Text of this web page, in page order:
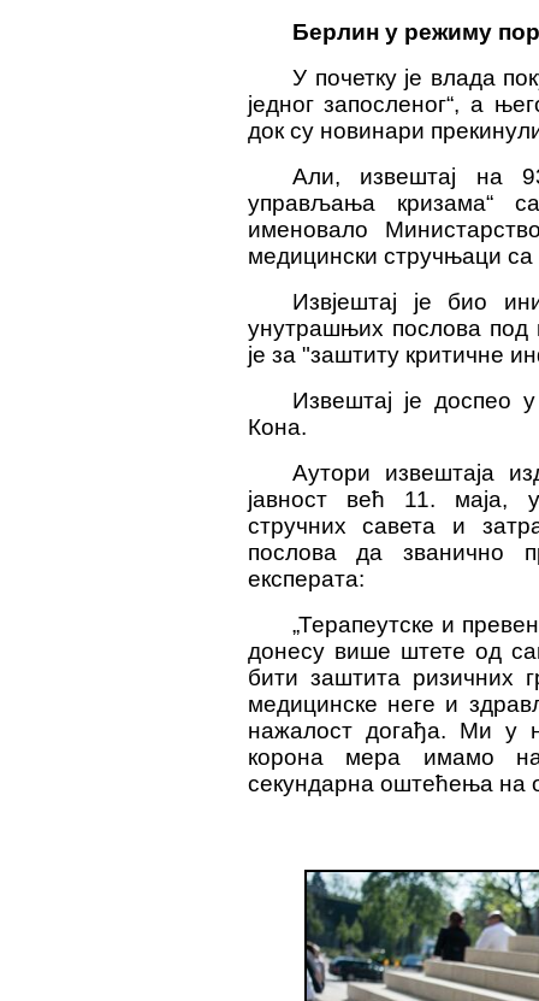
Берлин у режиму
У почетку је влада
једног запосленог“, а
док су новинари
Али, извештај на
управљања кризама“
именовало
медицински стручњаци са
Извјештај је био
унутрашњих послова
је за "заштиту критичне
Извештај је доспео
Кона.
Аутори извештаја
јавност већ 11. маја,
стручних савета и
послова да званично
експерата:
„Терапеутске и
донесу више штете од
бити заштита ризичних
медицинске неге и
нажалост догађа. Ми у
корона мера имамо
секундарна оштећења на